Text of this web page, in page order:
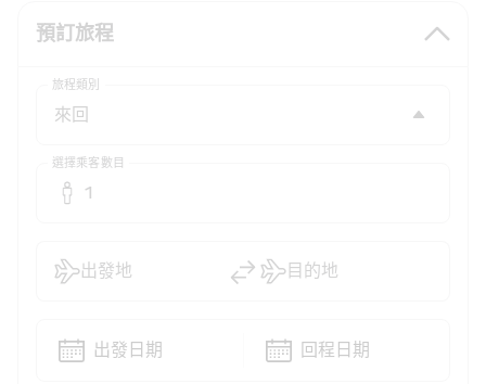
預訂旅程
旅程類別
選擇乘客數目
1
出發地 目的地
出發日期 回程日期